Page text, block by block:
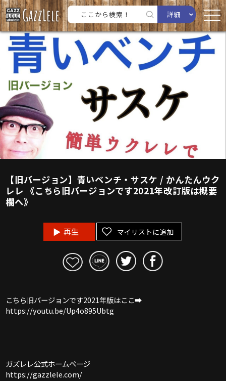
詳細
【旧バージョン】青いベンチ・サスケ / かんたんウク
レレ 《こちら旧バージョンです2021年改訂版は概要
欄へ》
再生 マイリストに追加
こちら旧バージョンです2021年版はここ➡︎
https://youtu.be/Up4o895Ubtg
ガズレレ公式ホームページ
https://gazzlele.com/